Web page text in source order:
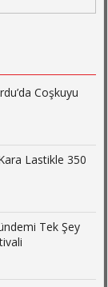
Coşkuyu
Lastikle 350
Tek Şey